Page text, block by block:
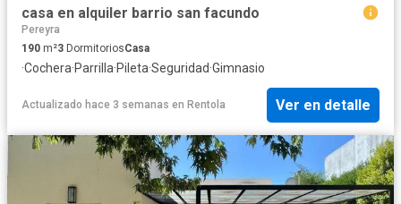
casa en alquiler barrio san facundo
Pereyra
190 m²3 DormitoriosCasa
·Cochera·Parrilla·Pileta·Seguridad·Gimnasio
Actualizado hace 3 semanas en Rentola Ver en detalle